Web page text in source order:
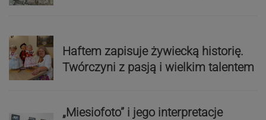
Haftem zapisuje żywiecką historię.
Twórczyni z pasją i wielkim talentem
„Miesiofoto” i jego interpretacje